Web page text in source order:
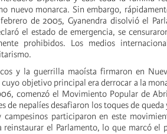
nuevo monarca. Sin embargo,
de 2005, Gyanendra disolvió el
el estado de emergencia, se
prohibidos. Los medios
y la guerrilla maoísta firmaron en
objetivo principal era derrocar a la
comenzó el Movimiento Popular de
de nepalíes desafiaron los toques de queda
campesinos participaron en este
reinstaurar el Parlamento, lo que marcó